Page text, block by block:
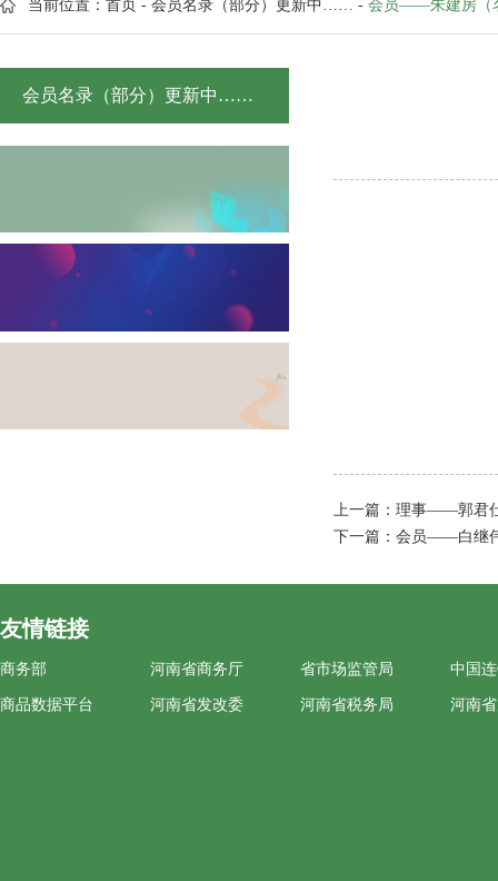
当前位置： 首页 - 会员名录（部分）更新中…… - 会员——朱建房（
会员名录（部分）更新中……
上一篇： 理事——郭君
下一篇： 会员——白继
友情链接
商务部 河南省商务厅 省市场监管局 中国
商品数据平台 河南省发改委 河南省税务局 河南